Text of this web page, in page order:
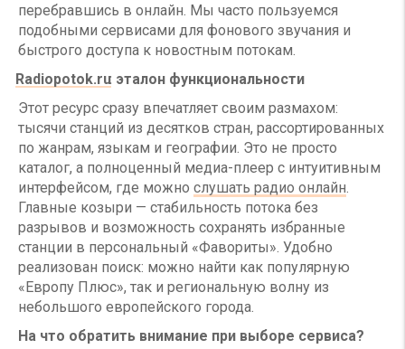
перебравшись в онлайн. Мы часто пользуемся
подобными сервисами для фонового звучания и
быстрого доступа к новостным потокам.
Radiopotok.ru: эталон функциональности
Этот ресурс сразу впечатляет своим размахом:
тысячи станций из десятков стран, рассортированных
по жанрам, языкам и географии. Это не просто
каталог, а полноценный медиа-плеер с интуитивным
интерфейсом, где можно слушать радио онлайн.
Главные козыри — стабильность потока без
разрывов и возможность сохранять избранные
станции в персональный «Фавориты». Удобно
реализован поиск: можно найти как популярную
«Европу Плюс», так и региональную волну из
небольшого европейского города.
На что обратить внимание при выборе сервиса?